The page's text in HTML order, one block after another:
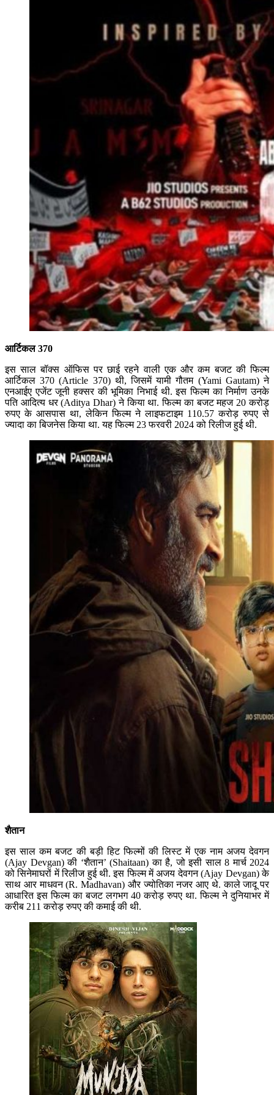
आर्टिकल 370
इस साल बॉक्स ऑफिस पर छाई रहने वाली एक और कम बजट की फिल्म
आर्टिकल 370 (Article 370) थी, जिसमें यामी गौतम (Yami Gautam) ने
एनआईए एजेंट जूनी हक्सर की भूमिका निभाई थी. इस फिल्म का निर्माण उनके
पति आदित्य धर (Aditya Dhar) ने किया था. फिल्म का बजट महज 20 करोड़
रुपए के आसपास था, लेकिन फिल्म ने लाइफटाइम 110.57 करोड़ रुपए से
ज्यादा का बिजनेस किया था. यह फिल्म 23 फरवरी 2024 को रिलीज हुई थी.
शैतान
इस साल कम बजट की बड़ी हिट फिल्मों की लिस्ट में एक नाम अजय देवगन
(Ajay Devgan) की ‘शैतान’ (Shaitaan) का है, जो इसी साल 8 मार्च 2024
को सिनेमाघरों में रिलीज हुई थी. इस फिल्म में अजय देवगन (Ajay Devgan) के
साथ आर माधवन (R. Madhavan) और ज्योतिका नजर आए थे. काले जादू पर
आधारित इस फिल्म का बजट लगभग 40 करोड़ रुपए था. फिल्म ने दुनियाभर में
करीब 211 करोड़ रुपए की कमाई की थी.